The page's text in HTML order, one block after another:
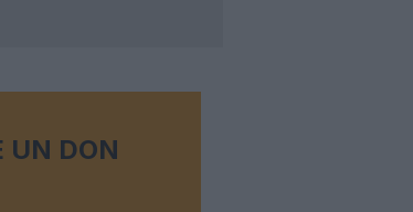
UN DON